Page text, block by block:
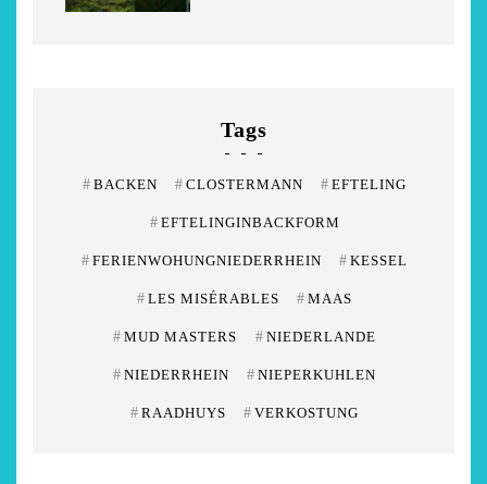
Tags
# BACKEN # CLOSTERMANN # EFTELING
# EFTELINGINBACKFORM
# FERIENWOHUNGNIEDERRHEIN # KESSEL
# LES MISÉRABLES # MAAS
# MUD MASTERS # NIEDERLANDE
# NIEDERRHEIN # NIEPERKUHLEN
# RAADHUYS # VERKOSTUNG